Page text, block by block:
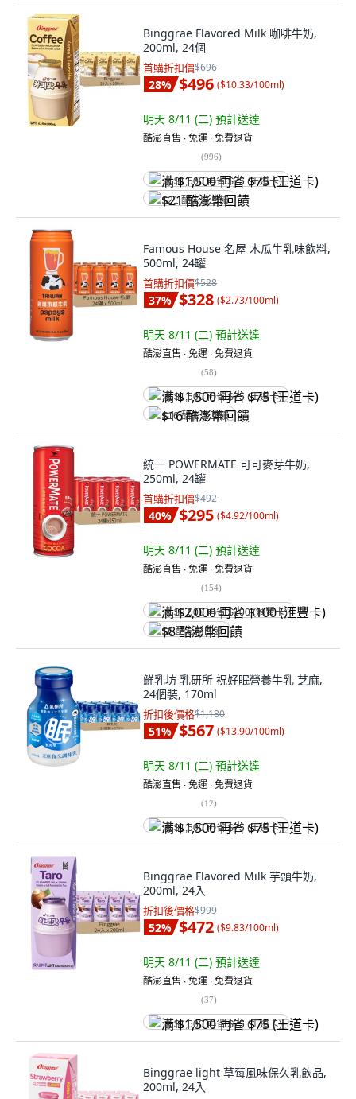
Binggrae Flavored Milk 咖啡牛奶,
200ml, 24個
首購折扣價$696
28% $496 ($10.33/100ml)
明天 8/11 (二) 預計送達
酷澎直售 ∙ 免運 ∙ 免費退貨
(996)
满 $1,500 再省 $75 (王道卡)
$21 酷澎幣回饋
Famous House 名屋 木瓜牛乳味飲料,
500ml, 24罐
首購折扣價$528
37% $328 ($2.73/100ml)
明天 8/11 (二) 預計送達
酷澎直售 ∙ 免運 ∙ 免費退貨
(58)
满 $1,500 再省 $75 (王道卡)
$16 酷澎幣回饋
統一 POWERMATE 可可麥芽牛奶,
250ml, 24罐
首購折扣價$492
40% $295 ($4.92/100ml)
明天 8/11 (二) 預計送達
酷澎直售 ∙ 免運 ∙ 免費退貨
(154)
满 $2,000 再省 $100 (滙豐卡)
$8 酷澎幣回饋
鮮乳坊 乳研所 祝好眠營養牛乳 芝麻,
24個裝, 170ml
折扣後價格$1,180
51% $567 ($13.90/100ml)
明天 8/11 (二) 預計送達
酷澎直售 ∙ 免運 ∙ 免費退貨
(12)
满 $1,500 再省 $75 (王道卡)
Binggrae Flavored Milk 芋頭牛奶,
200ml, 24入
折扣後價格$999
52% $472 ($9.83/100ml)
明天 8/11 (二) 預計送達
酷澎直售 ∙ 免運 ∙ 免費退貨
(37)
满 $1,500 再省 $75 (王道卡)
Binggrae light 草莓風味保久乳飲品,
200ml, 24入